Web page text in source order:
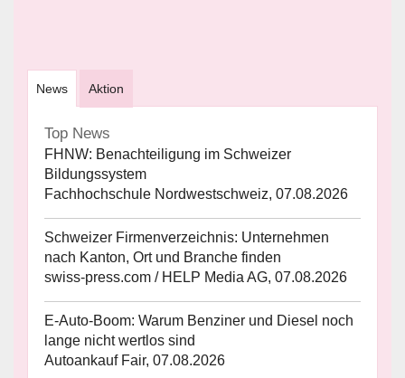
News Aktion
Top News
FHNW: Benachteiligung im Schweizer
Bildungssystem
Fachhochschule Nordwestschweiz, 07.08.2026
Schweizer Firmenverzeichnis: Unternehmen
nach Kanton, Ort und Branche finden
swiss-press.com / HELP Media AG, 07.08.2026
E-Auto-Boom: Warum Benziner und Diesel noch
lange nicht wertlos sind
Autoankauf Fair, 07.08.2026